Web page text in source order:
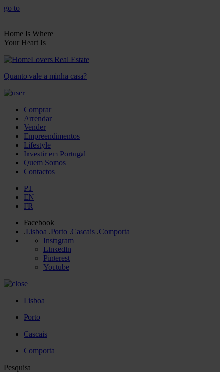
go to
Home Is Where
Your Heart Is
Quanto vale a minha casa?
Comprar
Arrendar
Vender
Empreendimentos
Lifestyle
Investir em Portugal
Quem Somos
Contactos
PT
EN
FR
Facebook
.Lisboa .Porto .Cascais .Comporta
Instagram
Linkedin
Pinterest
Youtube
Lisboa
Porto
Cascais
Comporta
Pesquisa